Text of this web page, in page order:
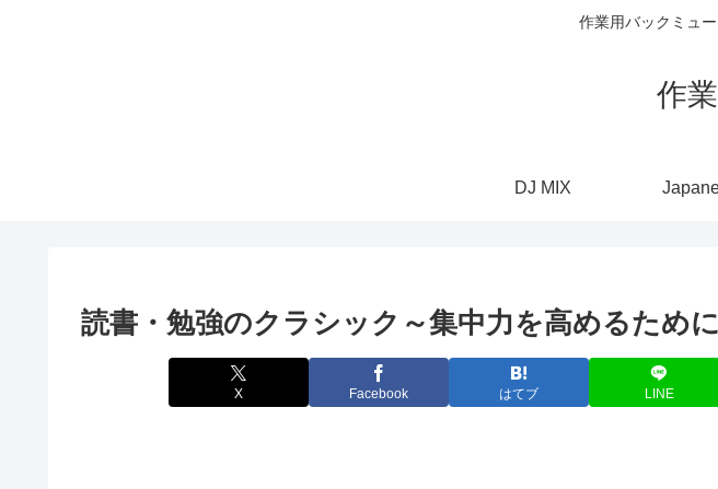
作業用バックミュ
作
DJ MIX
読書・勉強のクラシック～集中力を高めるために
X Facebook はてブ LINE